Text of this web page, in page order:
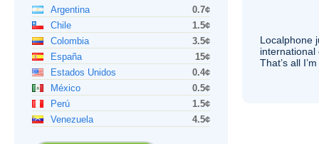
Argentina
0.7¢
Chile
1.5¢
Colombia
3.5¢
España
15¢
Estados Unidos
0.4¢
México
0.5¢
Perú
1.5¢
Venezuela
4.5¢
Localphone
international
That’s all